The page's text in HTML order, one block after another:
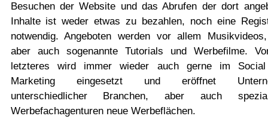
Besuchen der Website und das Abrufen der dort
Inhalte ist weder etwas zu bezahlen, noch eine
notwendig. Angeboten werden vor allem
aber auch sogenannte Tutorials und Werbefilme.
letzteres wird immer wieder auch gerne im
Marketing eingesetzt und eröffnet
unterschiedlicher Branchen, aber auch
Werbefachagenturen neue Werbeflächen.